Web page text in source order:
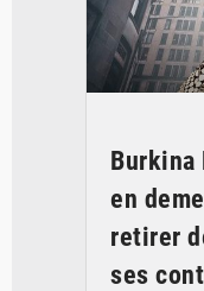
Burkina
en
retirer
ses